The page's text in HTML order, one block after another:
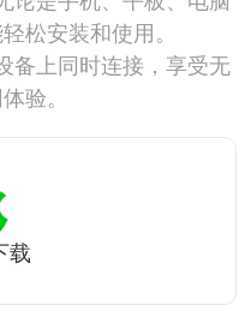
松安装和使用。
备上同时连接，享受无
验。
载